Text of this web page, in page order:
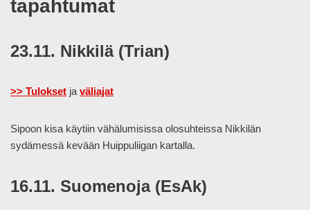
tapahtumat
23.11. Nikkilä (Trian)
>> Tulokset javäliajat
Sipoon kisa käytiin vähälumisissa olosuhteissa Nikkilän
sydämessä kevään Huippuliigan kartalla.
16.11. Suomenoja (EsAk)